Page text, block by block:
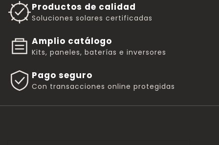
Productos de calidad
Soluciones solares certificadas
Amplio catálogo
Kits, paneles, baterías e inversores
Pago seguro
Con transacciones online protegidas